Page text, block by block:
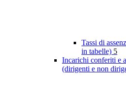
Tassi di
in tabelle) 5
Incarichi conferiti e
(dirigenti e non